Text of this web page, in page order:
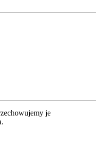
je